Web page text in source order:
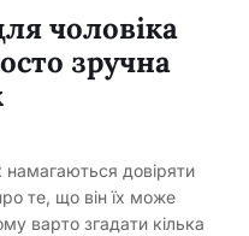
чоловіка
зручна
довіряти
те, що він їх може
варто згадати кілька